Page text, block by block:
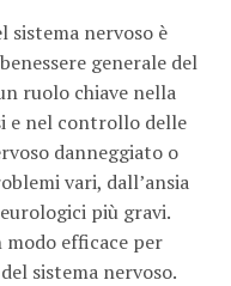
sistema nervoso è
generale del
ruolo chiave nella
e nel controllo delle
danneggiato o
vari, dall’ansia
più gravi.
modo efficace per
sistema nervoso.